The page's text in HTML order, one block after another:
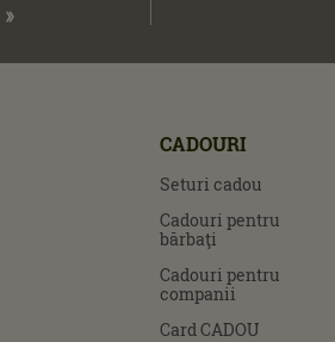
CADOURI
Seturi cadou
Cadouri pentru
bărbaţi
Cadouri pentru
companii
Card CADOU